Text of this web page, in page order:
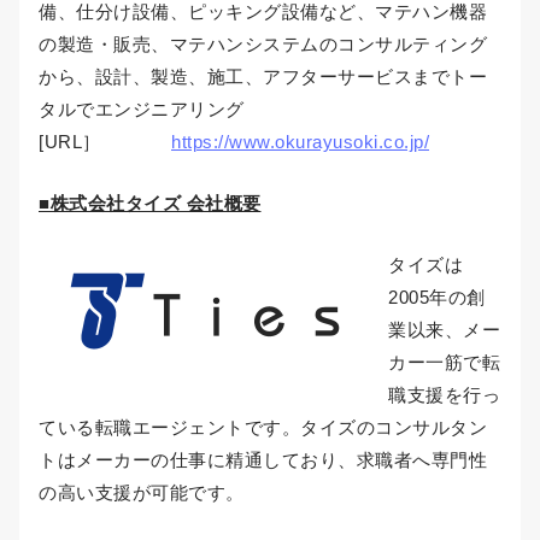
備、仕分け設備、ピッキング設備など、マテハン機器
の製造・販売、マテハンシステムのコンサルティング
から、設計、製造、施工、アフターサービスまでトー
タルでエンジニアリング
[URL］ https://www.okurayusoki.co.jp/
■株式会社タイズ 会社概要
タイズは
2005年の創
業以来、メー
カー一筋で転
職支援を行っ
ている転職エージェントです。タイズのコンサルタン
トはメーカーの仕事に精通しており、求職者へ専門性
の高い支援が可能です。